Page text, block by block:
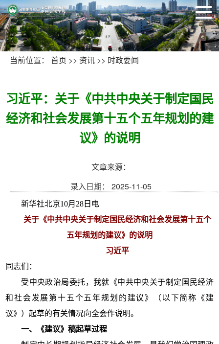
当前位置： 首页 >> 资讯 >> 时政要闻
习近平：关于《中共中央关于制定国民
经济和社会发展第十五个五年规划的建
议》的说明
文章来源：
录入日期： 2025-11-05
新华社北京10月28日电
关于《中共中央关于制定国民经济和社会发展第十五个
五年规划的建议》的说明
习近平
同志们：
受中央政治局委托，我就《中共中央关于制定国民经济
和社会发展第十五个五年规划的建议》（以下简称《建
议》）起草的有关情况向全会作说明。
一、《建议》稿起草过程